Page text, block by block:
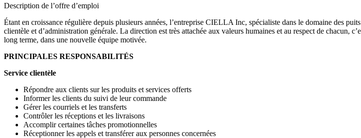
Description de l’offre d’emploi
Étant en croissance régulière depuis plusieurs années, l’entreprise CIELLA Inc, spécialiste dans le domaine des
clientèle et d’administration générale. La direction est très attachée aux valeurs humaines et au respect de chacun,
long terme, dans une nouvelle équipe motivée.
PRINCIPALES RESPONSABILITÉS
Service clientèle
Répondre aux clients sur les produits et services offerts
Informer les clients du suivi de leur commande
Gérer les courriels et les transferts
Contrôler les réceptions et les livraisons
Accomplir certaines tâches promotionnelles
Réceptionner les appels et transférer aux personnes concernées